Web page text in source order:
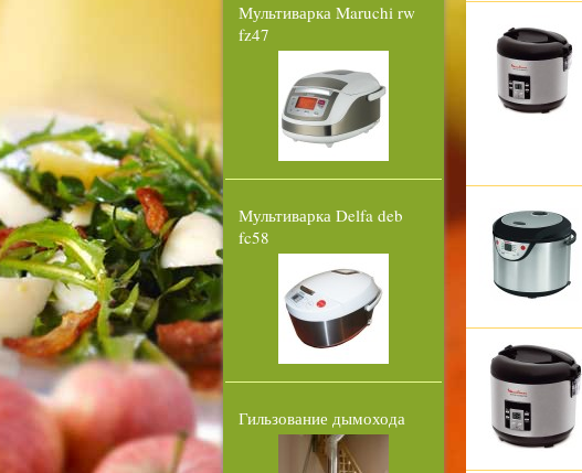
Мультиварка Maruchi rw
fz47
Мультиварка Delfa deb
fc58
Гильзование дымохода